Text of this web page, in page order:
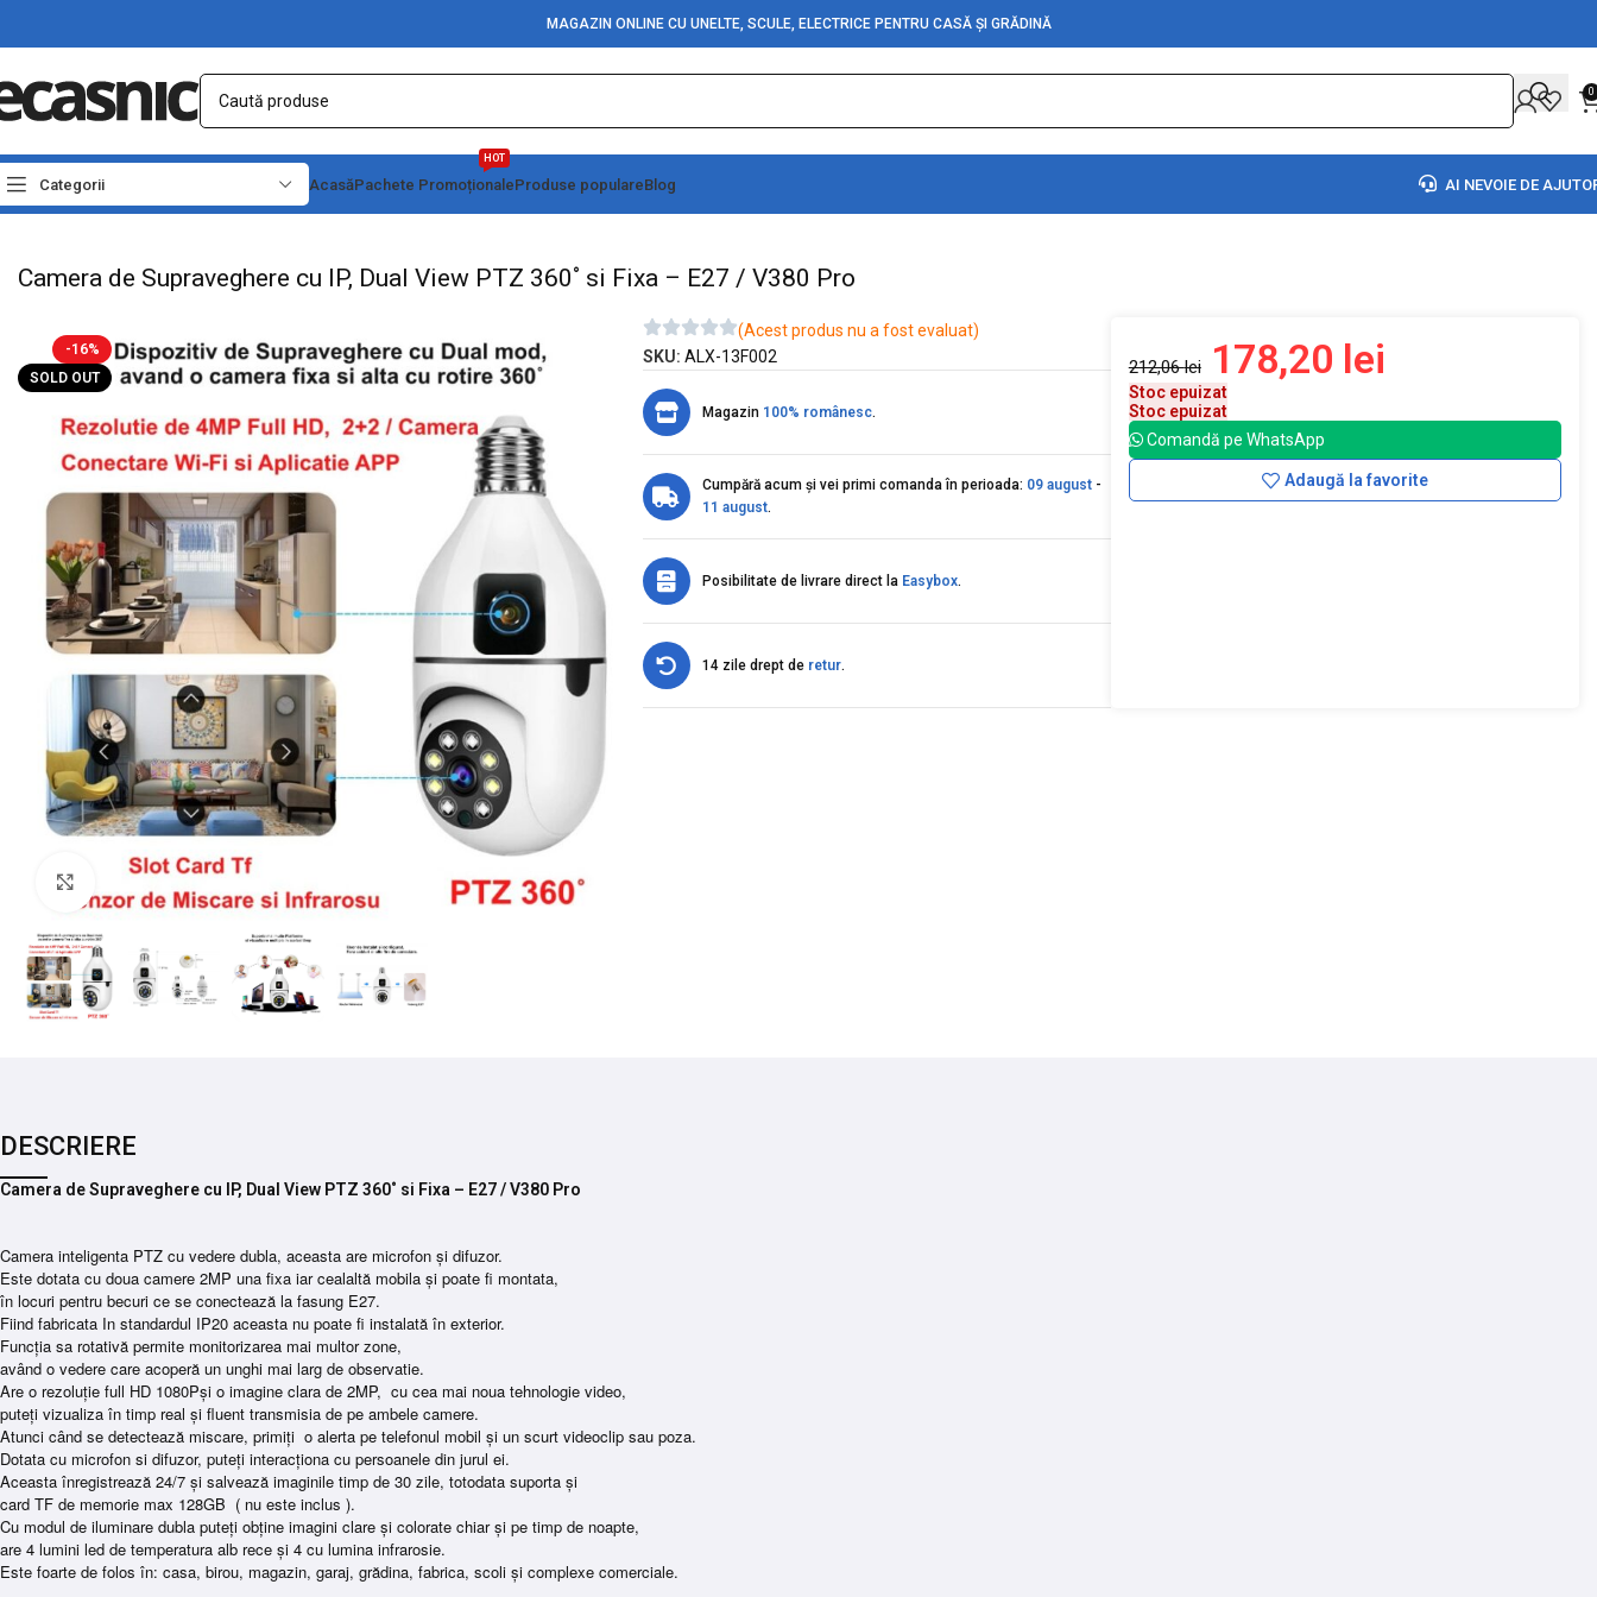
MAGAZIN ONLINE CU UNELTE, SCULE, ELECTRICE PENTRU CASĂ ȘI GRĂDINĂ
0
Categorii AcasăPachete Promoționale
HOT
Produse populareBlog AI NEVOIE DE
Prima pagină Casă Electronice Camere de Supraveghere IP
Camera de Supraveghere cu IP, Dual View PTZ 360˚ si Fixa – E27 / V380 Pro
-16%
SOLD OUT
Mărește imaginea
(Acest produs nu a fost evaluat)
SKU: ALX-13F002
Magazin 100% românesc.
Cumpără acum și vei primi comanda în perioada: 09 august-
11 august.
Posibilitate de livrare direct la Easybox.
14 zile drept de retur.
212,06lei 178,20 lei
Stoc epuizat
Stoc epuizat
Comandă pe WhatsApp
Adaugă la favorite
DESCRIERE
Camera de Supraveghere cu IP, Dual View PTZ 360˚ si Fixa – E27 / V380 Pro
Camera inteligenta PTZ cu vedere dubla, aceasta are microfon și difuzor.
Este dotata cu doua camere 2MP una fixa iar cealaltă mobila și poate fi montata,
în locuri pentru becuri ce se conectează la fasung E27.
Fiind fabricata In standardul IP20 aceasta nu poate fi instalată în exterior.
Funcția sa rotativă permite monitorizarea mai multor zone,
având o vedere care acoperă un unghi mai larg de observatie.
Are o rezoluție full HD 1080Pși o imagine clara de 2MP, cu cea mai noua tehnologie video,
puteți vizualiza în timp real și fluent transmisia de pe ambele camere.
Atunci când se detectează miscare, primiți o alerta pe telefonul mobil și un scurt videoclip sau poza.
Dotata cu microfon si difuzor, puteți interacționa cu persoanele din jurul ei.
Aceasta înregistrează 24/7 și salvează imaginile timp de 30 zile, totodata suporta și
card TF de memorie max 128GB ( nu este inclus ).
Cu modul de iluminare dubla puteți obține imagini clare și colorate chiar și pe timp de noapte,
are 4 lumini led de temperatura alb rece și 4 cu lumina infrarosie.
Este foarte de folos în: casa, birou, magazin, garaj, grădina, fabrica, scoli și complexe comerciale.